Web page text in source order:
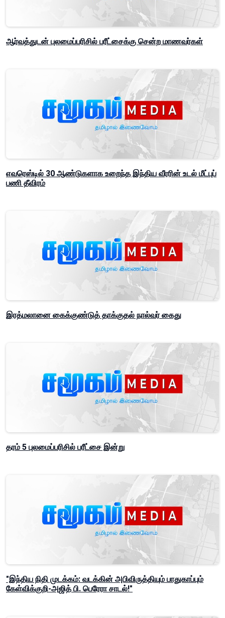
ஆர்வத்துடன் புலமைப்பரிசில் பரீட்சைக்கு சென்ற மாணவர்கள்
எவரெஸ்டில் 30 ஆண்டுகளாக உறைந்த இந்திய வீரரின் உடல் மீட்புப்
பணி தீவிரம்
இரத்மலானை கைக்குண்டுத் தாக்குதல் நால்வர் கைது
தரம் 5 புலமைப்பரிசில் பரீட்சை இன்று
"இந்திய நிதி முடக்கம்: வடக்கின் அபிவிருத்தியும் பாதுகாப்பும்
கேள்விக்குறி-அஜித் பி. பெரேரா சாடல்!"